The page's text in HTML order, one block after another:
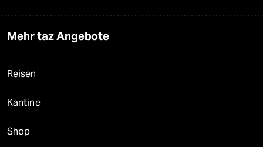
Mehr taz Angebote
Reisen
Kantine
Shop